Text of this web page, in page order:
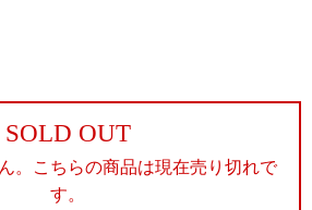
SOLD OUT
。こちらの商品は現在売り切れで
す。